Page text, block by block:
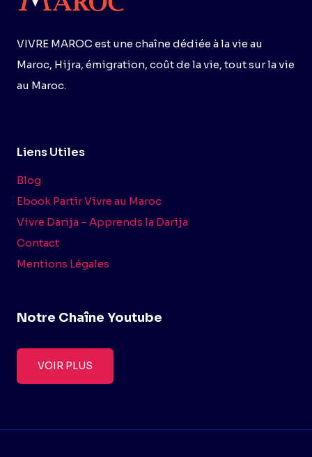
VIVRE MAROC est une chaîne dédiée à la vie au
Maroc, Hijra, émigration, coût de la vie, tout sur la vie
au Maroc.
Liens Utiles
Blog
Ebook Partir Vivre au Maroc
Vivre Darija – Apprends la Darija
Contact
Mentions Légales
Notre Chaîne Youtube
VOIR PLUS